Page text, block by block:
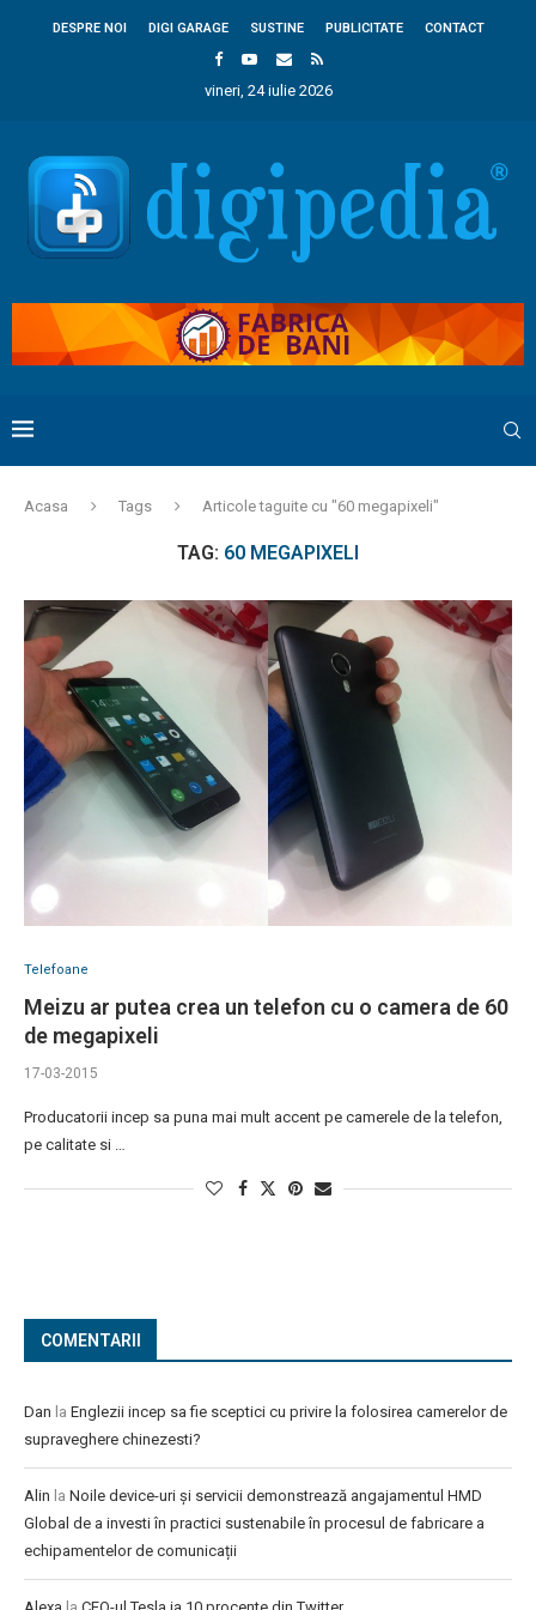
DESPRE NOI DIGI GARAGE SUSTINE PUBLICITATE CONTACT
vineri, 24 iulie 2026
Acasa Tags Articole taguite cu "60 megapixeli"
TAG: 60 MEGAPIXELI
Telefoane
Meizu ar putea crea un telefon cu o camera de 60
de megapixeli
17-03-2015
Producatorii incep sa puna mai mult accent pe camerele de la telefon,
pe calitate si …
COMENTARII
Dan la Englezii incep sa fie sceptici cu privire la folosirea camerelor de
supraveghere chinezesti?
Alin la Noile device-uri și servicii demonstrează angajamentul HMD
Global de a investi în practici sustenabile în procesul de fabricare a
echipamentelor de comunicații